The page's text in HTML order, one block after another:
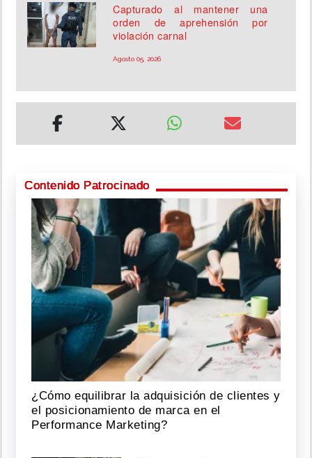
Capturado al mantener una
orden de aprehensión por
violación carnal
Agosto 05, 2026
Contenido Patrocinado
¿Cómo equilibrar la adquisición de clientes y
el posicionamiento de marca en el
Performance Marketing?